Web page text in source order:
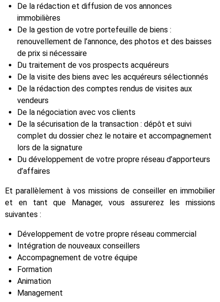
De la rédaction et diffusion de vos annonces
immobilières
De la gestion de votre portefeuille de biens :
renouvellement de l’annonce, des photos et des baisses
de prix si nécessaire
Du traitement de vos prospects acquéreurs
De la visite des biens avec les acquéreurs sélectionnés
De la rédaction des comptes rendus de visites aux
vendeurs
De la négociation avec vos clients
De la sécurisation de la transaction : dépôt et suivi
complet du dossier chez le notaire et accompagnement
lors de la signature
Du développement de votre propre réseau d’apporteurs
d’affaires
Et parallèlement à vos missions de conseiller en immobilier
et en tant que Manager, vous assurerez les missions
suivantes :
Développement de votre propre réseau commercial
Intégration de nouveaux conseillers
Accompagnement de votre équipe
Formation
Animation
Management